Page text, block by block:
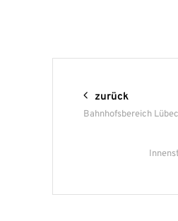
zurück
Bahnhofsbereich